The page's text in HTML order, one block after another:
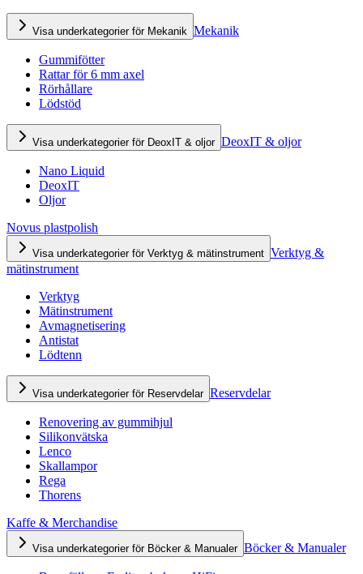
Visa underkategorier för Mekanik Mekanik
Gummifötter
Rattar för 6 mm axel
Rörhållare
Lödstöd
Visa underkategorier för DeoxIT & oljor DeoxIT & oljor
Nano Liquid
DeoxIT
Oljor
Novus plastpolish
Visa underkategorier för Verktyg & mätinstrument Verktyg &
mätinstrument
Verktyg
Mätinstrument
Avmagnetisering
Antistat
Lödtenn
Visa underkategorier för Reservdelar Reservdelar
Renovering av gummihjul
Silikonvätska
Lenco
Skallampor
Rega
Thorens
Kaffe & Merchandise
Visa underkategorier för Böcker & Manualer Böcker & Manualer